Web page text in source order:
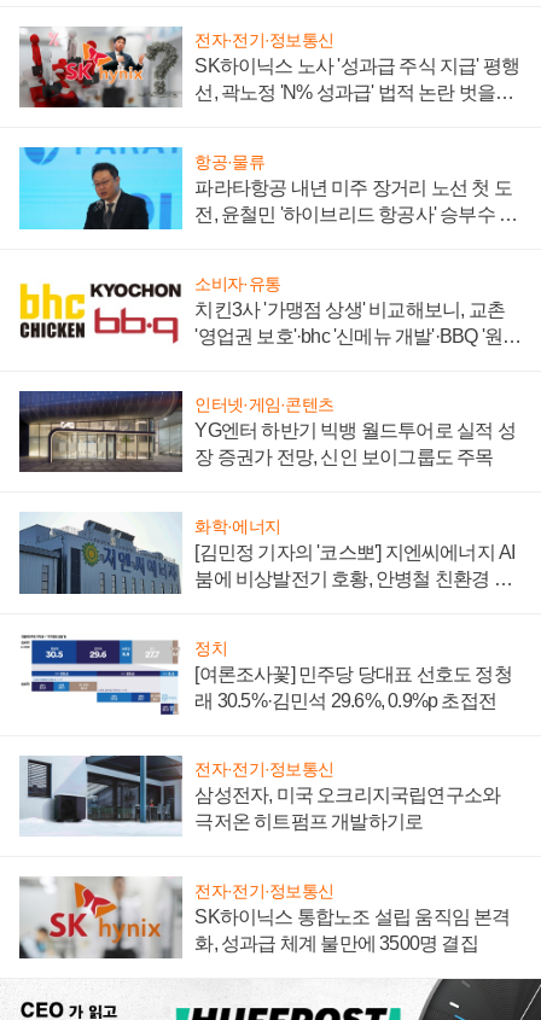
전자·전기·정보통신
SK하이닉스 노사 '성과급 주식 지급' 평행
선, 곽노정 'N% 성과급' 법적 논란 벗을지
항공·물류
파라타항공 내년 미주 장거리 노선 첫 도
전, 윤철민 '하이브리드 항공사' 승부수 통
소비자·유통
치킨3사 '가맹점 상생' 비교해보니, 교촌
'영업권 보호'·bhc '신메뉴 개발'·BBQ '원가
인터넷·게임·콘텐츠
YG엔터 하반기 빅뱅 월드투어로 실적 성
장 증권가 전망, 신인 보이그룹도 주목
화학·에너지
[김민정 기자의 '코스뽀'] 지엔씨에너지 AI
붐에 비상발전기 호황, 안병철 친환경 에
정치
[여론조사꽃] 민주당 당대표 선호도 정청
래 30.5%·김민석 29.6%, 0.9%p 초접전
전자·전기·정보통신
삼성전자, 미국 오크리지국립연구소와
극저온 히트펌프 개발하기로
전자·전기·정보통신
SK하이닉스 통합노조 설립 움직임 본격
화, 성과급 체계 불만에 3500명 결집